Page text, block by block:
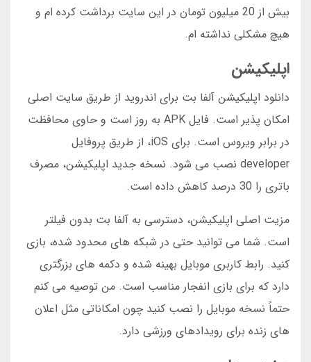
بیش از 20 میلیون تومان در این سایت برداشت کرده ام و
هیچ مشکلی نداشته ام.
اپلیکیشن
دانلود اپلیکیشن آلفا بت برای اندروید از طریق سایت اصلی
امکان پذیر است. فایل APK به روز است و حاوی محافظت
در برابر ویروس است. برای iOS، از طریق پروفایل
developer نصب می شود. نسخه جدید اپلیکیشن، مصرف
باتری را 30 درصد کاهش داده است.
مزیت اصلی اپلیکیشن، دسترسی به آلفا بت بدون فیلتر
است. شما می توانید حتی در شبکه های محدود شده، بازی
کنید. رابط کاربری موبایل بهینه شده و دکمه های بزرگتری
دارد که برای بازی انفجار مناسب است. من توصیه می کنم
حتماً نسخه موبایل را نصب کنید چون امکاناتی مثل اعلان
های زنده برای رویدادهای ورزشی دارد.